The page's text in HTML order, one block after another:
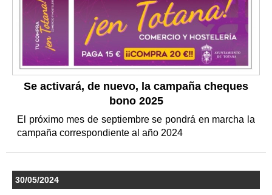
Se activará, de nuevo, la campaña cheques
bono 2025
El próximo mes de septiembre se pondrá en marcha la
campaña correspondiente al año 2024
30/05/2024